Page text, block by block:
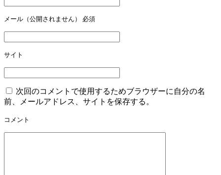
シ
ョ
ン
メール（公開されません） 必須
サイト
次回のコメントで使用するためブラウザーに自分の名
前、メールアドレス、サイトを保存する。
コメント